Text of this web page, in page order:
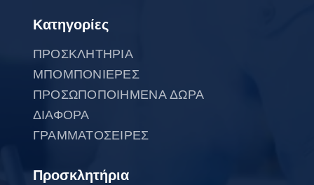
Κατηγορίες
ΠΡΟΣΚΛΗΤΗΡΙΑ
ΜΠΟΜΠΟΝΙΕΡΕΣ
ΠΡΟΣΩΠΟΠΟΙΗΜΕΝΑ ΔΩΡΑ
ΔΙΑΦΟΡΑ
ΓΡΑΜΜΑΤΟΣΕΙΡΕΣ
Προσκλητήρια